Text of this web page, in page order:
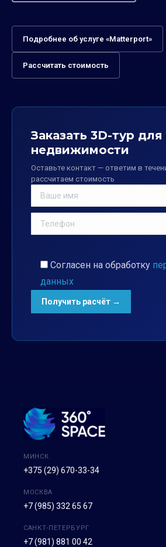
Подробнее об услуге «Matterport»
Рассчитать стоимость
Заказать 3D-тур
недвижимости
Оставьте контакт — ответим в
рассчитаем стоимость
Согласен на обработку
данных
МИНСК
+375 (29) 670-33-34
МОСКВА
+7 (985) 332 65 67
САНКТ-ПЕТЕРБУРГ
+7 (981) 881 00 42